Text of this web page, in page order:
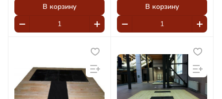
Pioner A12123
В корзину В корзину